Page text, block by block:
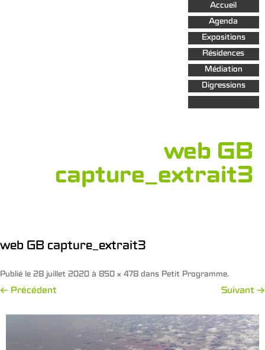
Aller au
contenu
principal
Accueil
Agenda
Expositions
Résidences
Médiation
Digressions
web GB
capture_extrait3
web GB capture_extrait3
Publié le 28 juillet 2020 à 850 × 478 dans Petit Programme.
← Précédent Suivant →